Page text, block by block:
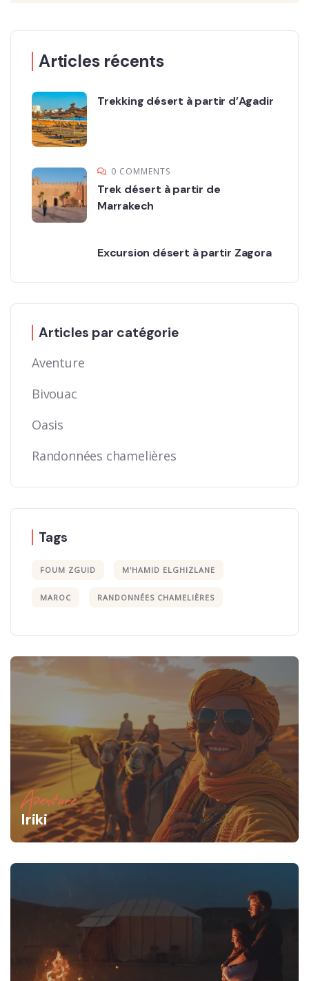
Articles récents
Trekking désert à partir d’Agadir
0 COMMENTS
Trek désert à partir de
Marrakech
Excursion désert à partir Zagora
Articles par catégorie
Aventure
Bivouac
Oasis
Randonnées chamelières
Tags
FOUM ZGUID M'HAMID ELGHIZLANE
MAROC RANDONNÉES CHAMELIÈRES
Aventure
Iriki